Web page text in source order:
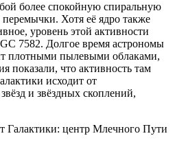
более спокойную спиральную
Хотя её ядро также
уровень этой активности
7582. Долгое время астрономы
плотными пылевыми облаками,
показали, что активность там
исходит от
и звёздных скоплений,
Галактики: центр Млечного Пути